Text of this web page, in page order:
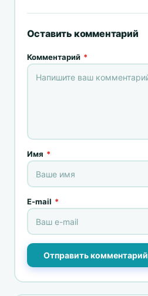
Оставить комментарий
Комментарий *
Имя *
E-mail *
Отправить комментарий